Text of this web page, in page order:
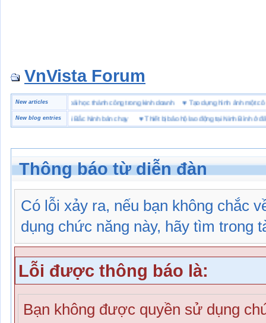
VnVista Forum
New articles
biệt” của Microsoft ♥4 bài học thành công trong kinh doanh♥Tạo dựng hình ảnh
New blog entries
hiệu giày bảo hộ tại Bắc Ninh bán chạy♥ Thiết bị bảo hộ lao động tại Ninh Bình ở đâu
Thông báo từ diễn đàn
Có lỗi xảy ra, nếu bạn không chắc
dụng chức năng này, hãy tìm trong
Lỗi được thông báo là:
Bạn không được quyền sử dụng